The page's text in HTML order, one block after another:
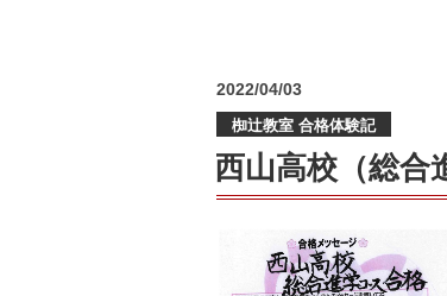
投
日:
2022/04/03
椥辻教室 合格体験記
西山高校（総合